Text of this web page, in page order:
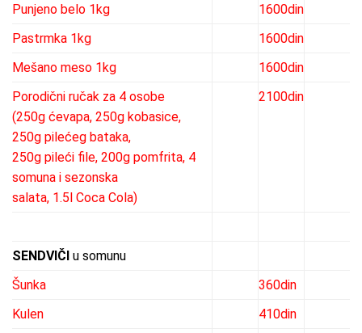
Punjeno belo 1kg
1600din
Pastrmka 1kg
1600din
Mešano meso 1kg
1600din
Porodični ručak za 4 osobe
(250g ćevapa, 250g kobasice,
250g pilećeg bataka,
250g pileći file, 200g pomfrita, 4
somuna i sezonska
salata, 1.5l Coca Cola)
2100din
SENDVIČI u somunu
Šunka
360din
Kulen
410din